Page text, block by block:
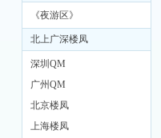
《夜游区》
北上广深楼凤
深圳QM
广州QM
北京楼凤
上海楼凤